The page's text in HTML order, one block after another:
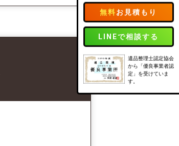
無料お見積もり
LINEで相談する
遺品整理士認定協会
から「優良事業者認
定」を受けていま
す。